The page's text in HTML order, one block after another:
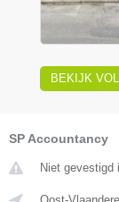
BEKIJK
SP Accountancy
Niet gevestigd